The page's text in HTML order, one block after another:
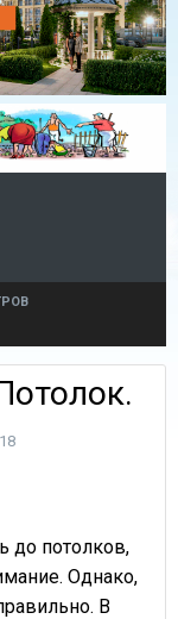
до потолков,
Однако,
В